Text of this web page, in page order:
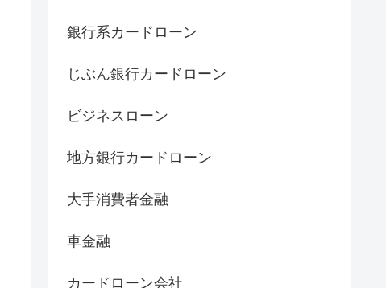
銀行系カードローン
じぶん銀行カードローン
ビジネスローン
地方銀行カードローン
大手消費者金融
車金融
カードローン会社